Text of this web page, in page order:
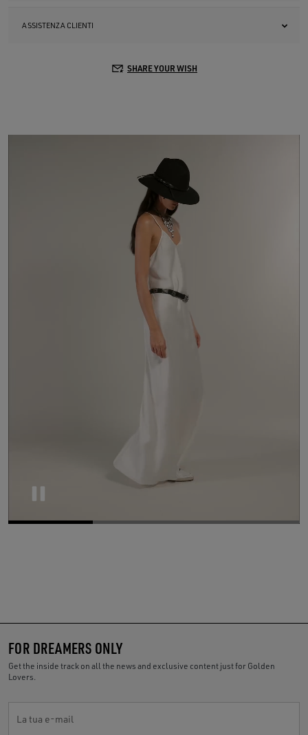
ASSISTENZA CLIENTI
SHARE YOUR WISH
FOR DREAMERS ONLY
Get the inside track on all the news and exclusive content just for Golden
Lovers.
La tua e-mail